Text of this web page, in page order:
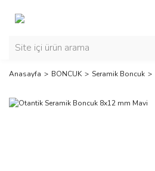
Anasayfa BONCUK Seramik Boncuk